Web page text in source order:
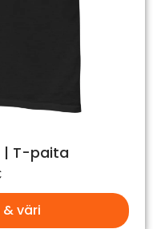
| T-paita
väri